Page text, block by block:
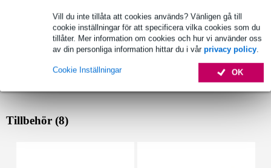
Vill du inte tillåta att cookies används? Vänligen gå till
cookie inställningar för att specificera vilka cookies som du
tillåter. Mer information om cookies och hur vi använder oss
av din personliga information hittar du i vår privacy policy.
OK
Cookie Inställningar
Tillbehör (8)